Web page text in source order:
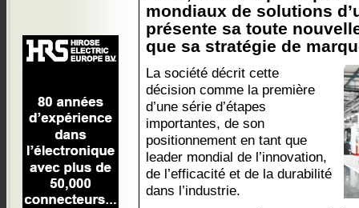
mondiaux de solutions
présente sa toute
que sa stratégie de
La société décrit cette
décision comme la première
d’une série d’étapes
importantes, de son
positionnement en tant que
leader mondial de l’innovation,
de l’efficacité et de la durabilité
dans l’industrie.